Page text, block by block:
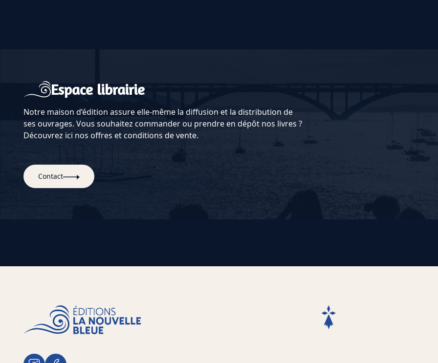
Espace librairie
Notre maison d’édition assure elle-même la diffusion et la distribution de
ses ouvrages. Vous souhaitez commander ou prendre en dépôt nos livres ?
Découvrez ici nos offres et conditions de vente.
Contact